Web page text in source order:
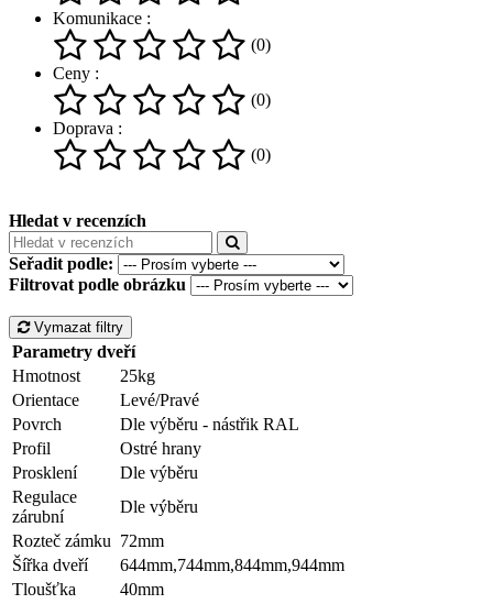
Komunikace :
(0)
Ceny :
(0)
Doprava :
(0)
Hledat v recenzích
Seřadit podle:
Filtrovat podle obrázku
Vymazat filtry
Parametry dveří
Hmotnost
25kg
Orientace
Levé/Pravé
Povrch
Dle výběru - nástřik RAL
Profil
Ostré hrany
Prosklení
Dle výběru
Regulace
zárubní
Dle výběru
Rozteč zámku 72mm
Šířka dveří
644mm,744mm,844mm,944mm
Tloušťka
40mm